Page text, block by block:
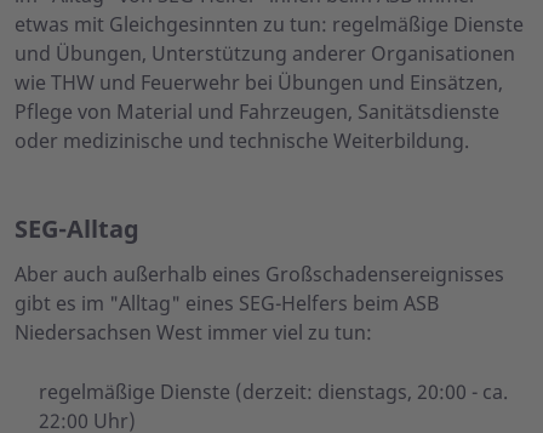
etwas mit Gleichgesinnten zu tun: regelmäßige Dienste
und Übungen, Unterstützung anderer Organisationen
wie THW und Feuerwehr bei Übungen und Einsätzen,
Pflege von Material und Fahrzeugen, Sanitätsdienste
oder medizinische und technische Weiterbildung.
SEG-Alltag
Aber auch außerhalb eines Großschadensereignisses
gibt es im "Alltag" eines SEG-Helfers beim ASB
Niedersachsen West immer viel zu tun:
regelmäßige Dienste (derzeit: dienstags, 20:00 - ca.
22:00 Uhr)